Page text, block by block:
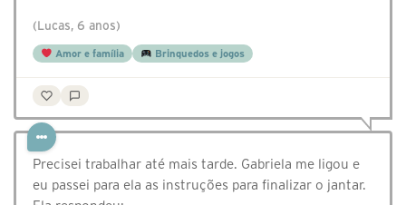
(Lucas, 6 anos)
Amor e família Brinquedos e jogos
Precisei trabalhar até mais tarde. Gabriela me ligou e
eu passei para ela as instruções para finalizar o jantar.